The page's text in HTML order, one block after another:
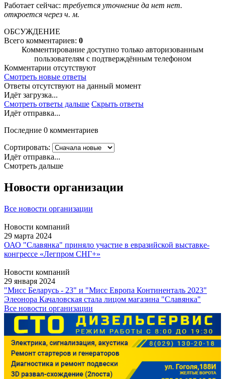
Работает сейчас: требуется уточнение да нет нет.
откроется через ч. м.
ОБСУЖДЕНИЕ
Всего комментариев: 0
Комментирование доступно только авторизованным
пользователям с подтверждённым телефоном
Комментарии отсутствуют
Смотреть новые ответы
Ответы отсутствуют на данный момент
Идёт загрузка...
Смотреть ответы дальше Скрыть ответы
Идёт отправка...
Последние 0 комментариев
Сортировать:
Идёт отправка...
Смотреть дальше
Новости организации
Все новости организации
Новости компаний
29 марта 2024
ОАО "Славянка" приняло участие в евразийской выставке-
конгрессе «Легпром СНГ+»
Новости компаний
29 января 2024
"Мисс Беларусь - 23" и "Мисс Европа Континенталь 2023"
Элеонора Качаловская стала лицом магазина "Славянка"
Все новости организации